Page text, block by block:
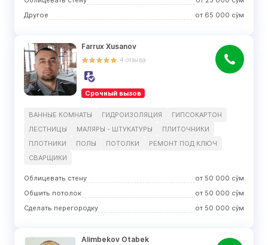
Другое
от 65 000 сўм
Farrux Xusanov
4 отзыва
Срочный вызов
ВАННЫЕ КОМНАТЫ ГИДРОИЗОЛЯЦИЯ
ГИПСОКАРТОН
ЛЕСТНИЦЫ
МАЛЯРЫ - ШТУКАТУРЫ
ПЛИТОЧНИКИ
ПЛОТНИКИ
ПОЛЫ ПОТОЛКИ
РЕМОНТ ПОД КЛЮЧ
СВАРЩИКИ
Облицевать стену от 50 000 сўм
Обшить потолок
от 50 000 сўм
Сделать перегородку
от 50 000 сўм
Alimbekov Otabek